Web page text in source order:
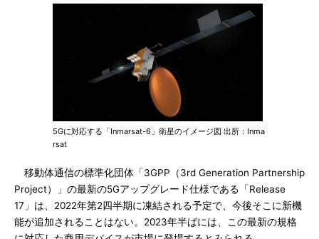
5Gに対応する「Inmarsat-6」衛星のイメージ図 出所：Inma
rsat
移動体通信の標準化団体「3GPP（3rd Generation Partnership
Project）」の最新の5Gアップグレード仕様である「Release
17」は、2022年第2四半期に凍結される予定で、今後そこに新機
能が追加されることはない。2023年半ばには、この最新の規格